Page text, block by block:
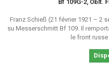
Bf 109G-2, Oblt.
Franz Schieß (21 février 1921 – 2
su Messerschmitt Bf 109. Il
le front